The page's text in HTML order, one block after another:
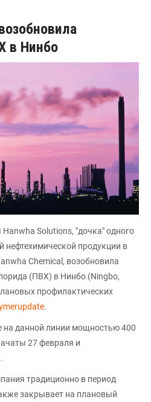
в Нинбо
Solutions, "дочка" одного
нефтехимической продукции в
Chemical, возобновила
(ПВХ) в Нинбо (Ningbo,
профилактических
.
на данной линии мощностью 400
27 февраля и
традиционно в период
закрывает на плановый